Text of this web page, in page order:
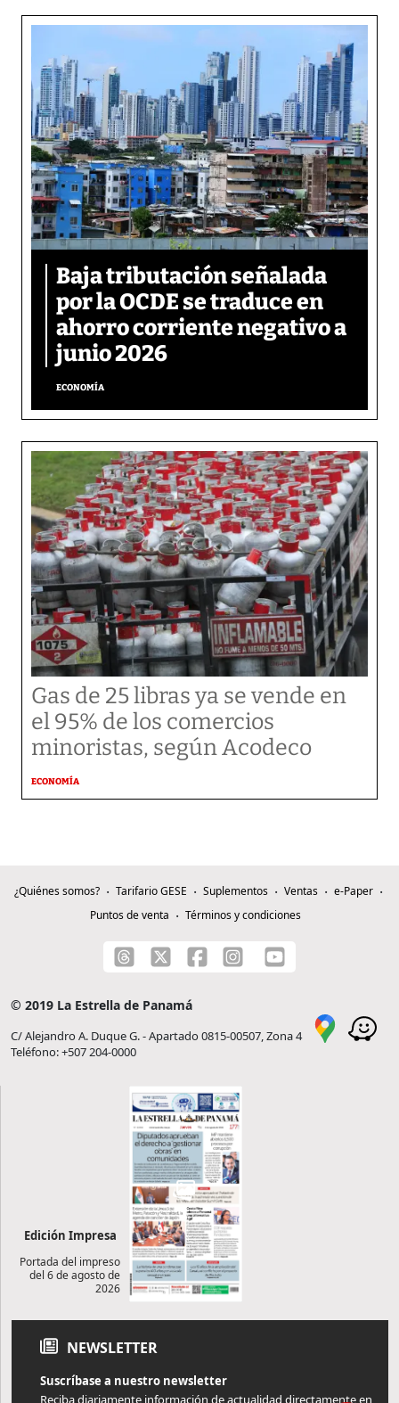
Baja tributación señalada
por la OCDE se traduce en
ahorro corriente negativo a
junio 2026
ECONOMÍA
Gas de 25 libras ya se vende en
el 95% de los comercios
minoristas, según Acodeco
ECONOMÍA
¿Quiénes somos? Tarifario GESE Suplementos Ventas
e-Paper
Puntos de venta
Términos y condiciones
© 2019 La Estrella de Panamá
C/ Alejandro A. Duque G. - Apartado 0815-00507, Zona 4
Teléfono: +507 204-0000
Edición Impresa
Portada del impreso
del 6 de agosto de
2026
NEWSLETTER
Suscríbase a nuestro newsletter
Reciba diariamente información de actualidad directamente en